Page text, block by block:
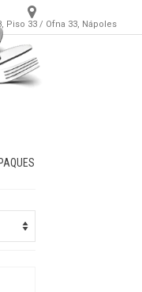
Piso 33 / Ofna 33, Nápoles